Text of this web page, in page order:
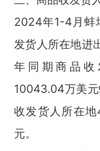
2024年1-4月蚌
发货人所在地进
年同期商品
10043.04万美
收发货人所在
元。